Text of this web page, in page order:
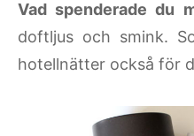
Vad spenderade du
doftljus och smink.
hotellnätter också för